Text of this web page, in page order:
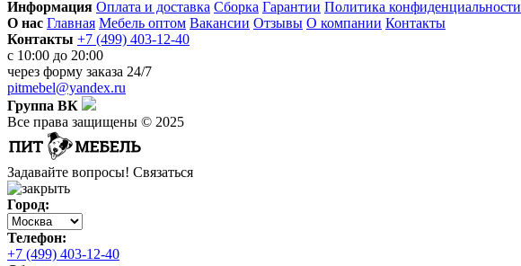
Информация Оплата и доставка Сборка Гарантии Политика конфиденциальности
О нас Главная Мебель оптом Вакансии Отзывы О компании Контакты
Контакты +7 (499) 403-12-40
с 10:00 до 20:00
через форму заказа 24/7
pitmebel@yandex.ru
Группа ВК
Все права защищены © 2025
Задавайте вопросы! Связаться
Город:
Телефон:
+7 (499) 403-12-40